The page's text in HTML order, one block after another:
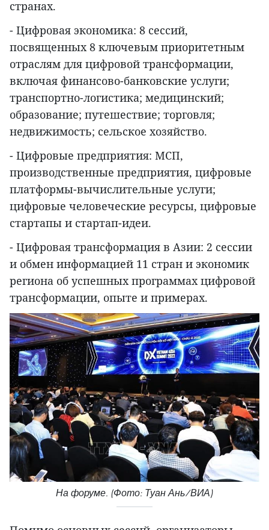
странах.
- Цифровая экономика: 8 сессий,
посвященных 8 ключевым приоритетным
отраслям для цифровой трансформации,
включая финансово-банковские услуги;
транспортно-логистика; медицинский;
образование; путешествие; торговля;
недвижимость; сельское хозяйство.
- Цифровые предприятия: МСП,
производственные предприятия, цифровые
платформы-вычислительные услуги;
цифровые человеческие ресурсы, цифровые
стартапы и стартап-идеи.
- Цифровая трансформация в Азии: 2 сессии
и обмен информацией 11 стран и экономик
региона об успешных программах цифровой
трансформации, опыте и примерах.
На форуме. (Фото: Туан Ань/ВИА)